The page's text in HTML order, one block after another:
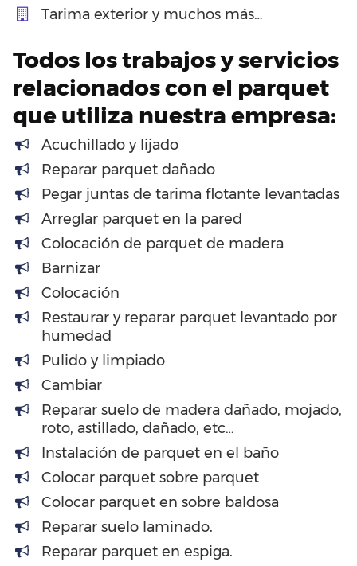
Tarima exterior y muchos más…
Todos los trabajos y servicios
relacionados con el parquet
que utiliza nuestra empresa:
Acuchillado y lijado
Reparar parquet dañado
Pegar juntas de tarima flotante levantadas
Arreglar parquet en la pared
Colocación de parquet de madera
Barnizar
Colocación
Restaurar y reparar parquet levantado por
humedad
Pulido y limpiado
Cambiar
Reparar suelo de madera dañado, mojado,
roto, astillado, dañado, etc…
Instalación de parquet en el baño
Colocar parquet sobre parquet
Colocar parquet en sobre baldosa
Reparar suelo laminado.
Reparar parquet en espiga.